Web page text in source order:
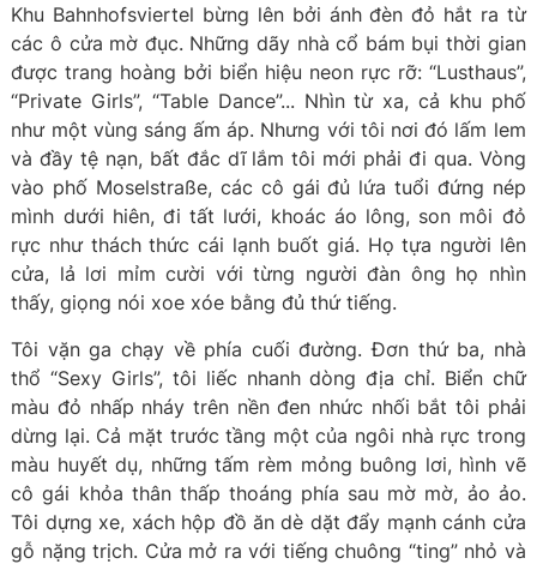
Khu Bahnhofsviertel bừng lên bởi ánh đèn đỏ hắt ra từ
các ô cửa mờ đục. Những dãy nhà cổ bám bụi thời gian
được trang hoàng bởi biển hiệu neon rực rỡ: “Lusthaus”,
“Private Girls”, “Table Dance”... Nhìn từ xa, cả khu phố
như một vùng sáng ấm áp. Nhưng với tôi nơi đó lấm lem
và đầy tệ nạn, bất đắc dĩ lắm tôi mới phải đi qua. Vòng
vào phố Moselstraße, các cô gái đủ lứa tuổi đứng nép
mình dưới hiên, đi tất lưới, khoác áo lông, son môi đỏ
rực như thách thức cái lạnh buốt giá. Họ tựa người lên
cửa, lả lơi mỉm cười với từng người đàn ông họ nhìn
thấy, giọng nói xoe xóe bằng đủ thứ tiếng.
Tôi vặn ga chạy về phía cuối đường. Đơn thứ ba, nhà
thổ “Sexy Girls”, tôi liếc nhanh dòng địa chỉ. Biển chữ
màu đỏ nhấp nháy trên nền đen nhức nhối bắt tôi phải
dừng lại. Cả mặt trước tầng một của ngôi nhà rực trong
màu huyết dụ, những tấm rèm mỏng buông lơi, hình vẽ
cô gái khỏa thân thấp thoáng phía sau mờ mờ, ảo ảo.
Tôi dựng xe, xách hộp đồ ăn dè dặt đẩy mạnh cánh cửa
gỗ nặng trịch. Cửa mở ra với tiếng chuông “ting” nhỏ và